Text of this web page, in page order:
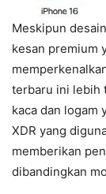
Meskipun
kesan premium
terbaru ini lebih
kaca dan logam
XDR yang
memberikan
dibandingkan